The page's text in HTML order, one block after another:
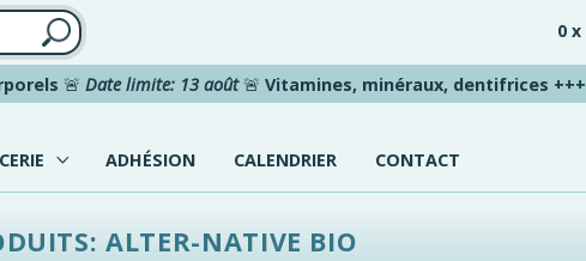
0 x
🚨 Date limite: 13 août🚨 Vitamines, minéraux, dentifrices +++
ADHÉSION CALENDRIER CONTACT
ALTER-NATIVE BIO